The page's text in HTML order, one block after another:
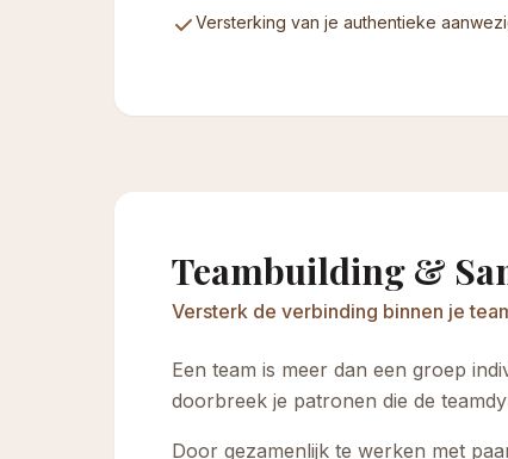
Versterking van je authentieke
Teambuilding &
Versterk de verbinding binnen je
Een team is meer dan een groep
doorbreek je patronen die de
Door gezamenlijk te werken met